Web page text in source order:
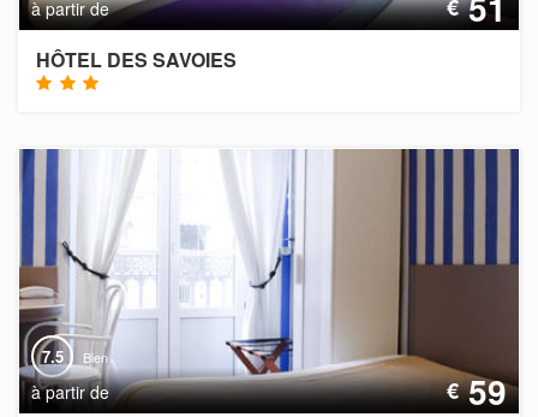
à partir de €
HÔTEL DES SAVOIES
7.5 Bien
à partir de €59